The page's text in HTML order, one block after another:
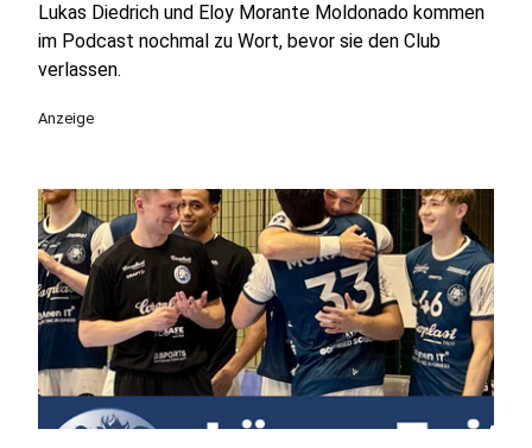
Lukas Diedrich und Eloy Morante Moldonado kommen
im Podcast nochmal zu Wort, bevor sie den Club
verlassen.
Anzeige